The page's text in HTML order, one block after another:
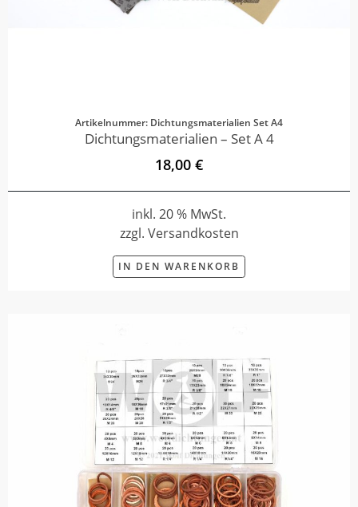
Artikelnummer: Dichtungsmaterialien Set A4
Dichtungsmaterialien – Set A 4
18,00 €
inkl. 20 % MwSt.
zzgl. Versandkosten
IN DEN WARENKORB